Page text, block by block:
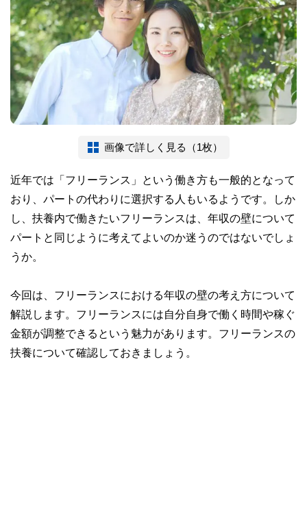
画像で詳しく見る（1枚）
近年では「フリーランス」という働き方も一般的となって
おり、パートの代わりに選択する人もいるようです。しか
し、扶養内で働きたいフリーランスは、年収の壁について
パートと同じように考えてよいのか迷うのではないでしょ
うか。
今回は、フリーランスにおける年収の壁の考え方について
解説します。フリーランスには自分自身で働く時間や稼ぐ
金額が調整できるという魅力があります。フリーランスの
扶養について確認しておきましょう。